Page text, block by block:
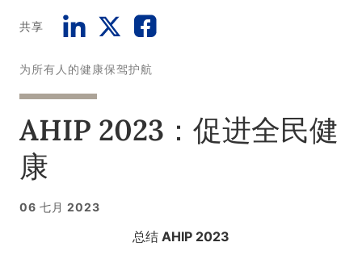
共享
为所有人的健康保驾护航
AHIP 2023：促进全民健
康
06 七月 2023
总结 AHIP 2023